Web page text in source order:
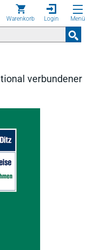
Warenkorb Login Menü
verbundener